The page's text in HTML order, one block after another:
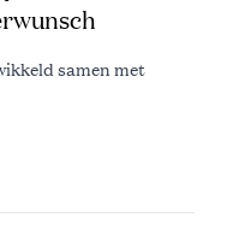
samen met